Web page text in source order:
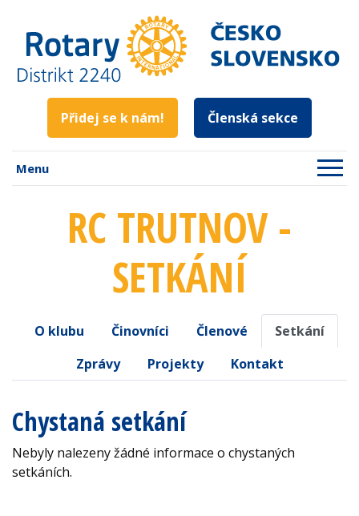
Přidej se k nám! Členská sekce
Menu
RC TRUTNOV -
SETKÁNÍ
O klubu Činovníci Členové
Setkání
Zprávy
Projekty Kontakt
Chystaná setkání
Nebyly nalezeny žádné informace o chystaných
setkáních.